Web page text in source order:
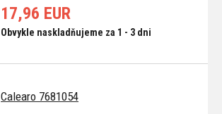
17,96 EUR
Obvykle naskladňujeme za 1 - 3 dni
Calearo 7681054